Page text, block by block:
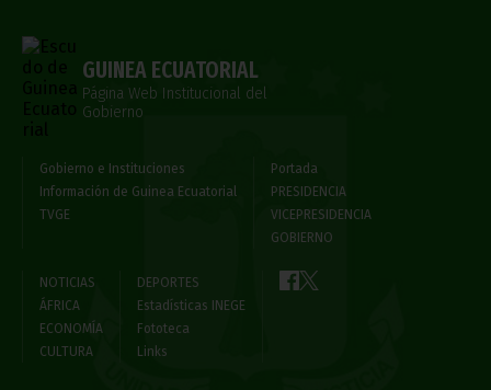
GUINEA ECUATORIAL
Página Web Institucional del
Gobierno
Gobierno e Instituciones
Información de Guinea Ecuatorial
TVGE
Portada
PRESIDENCIA
VICEPRESIDENCIA
GOBIERNO
NOTICIAS
ÁFRICA
ECONOMÍA
CULTURA
DEPORTES
Estadísticas INEGE
Fototeca
Links